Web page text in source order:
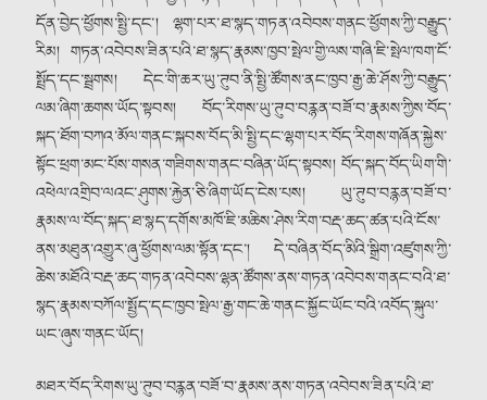
དོན་བྱེད་ཕྱོགས་སྤྱི་དང་། ལྷག་པར་ཐ་སྙད་གཏན་འབེབས་གནང་ཕྱོགས་ཀྱི་བརྒྱུད་
རིམ། གཏན་འབེབས་ཟིན་པའི་ཐ་སྙད་རྣམས་ཁྱབ་སྤེལ་གྱི་ལས་གཞི་ཇི་སྤེལ་ཁག་ངོ་
སྤྲོད་དང་སྦྲགས། དེང་གི་ཆར་ཡུ་ཊུབ་ནི་སྤྱི་ཚོགས་ནང་ཁྱབ་རྒྱ་ཆེ་ཤོས་ཀྱི་བརྒྱུད་
ལམ་ཞིག་ཆགས་ཡོད་སྟབས། བོད་རིགས་ཡུ་ཊུབ་བརྙན་བཟོ་བ་རྣམས་ཀྱིས་བོད་
སྐད་ཐོག་བཀའ་མོལ་གནང་སྐབས་བོད་མི་སྤྱི་དང་ལྷག་པར་བོད་རིགས་གཞོན་སྐྱེས་
སྟོང་ཕྲག་མང་པོས་གསན་གཟིགས་གནང་བཞིན་ཡོད་སྟབས། བོད་སྐད་བོད་ཡིག་གི་
འཕེལ་འགྲིབ་ལའང་ཤུགས་རྐྱེན་ཅི་ཞིག་ཡོད་ངེས་པས། ཡུ་ཊུབ་བརྙན་བཟོ་བ་
རྣམས་ལ་བོད་སྐད་ཐ་སྙད་དགོས་མཁོ་ཇི་མཆིས་ཤེས་རིག་བརྡ་ཆད་ཚན་པའི་ངོས་
ནས་མཐུན་འགྱུར་ཞུ་ཕྱོགས་ལམ་སྟོན་དང་། དེ་བཞིན་བོད་མིའི་སྒྲིག་འཛུགས་ཀྱི་
ཆེས་མཐོའི་བརྡ་ཆད་གཏན་འབེབས་ལྷན་ཚོགས་ནས་གཏན་འབེབས་གནང་བའི་ཐ་
སྙད་རྣམས་བཀོལ་སྤྱོད་དང་ཁྱབ་སྤེལ་རྒྱ་གང་ཆེ་གནང་སྐྱོང་ཡོང་བའི་འབོད་སྐུལ་
ཡང་ཞུས་གནང་ཡོད།
མཐར་བོད་རིགས་ཡུ་ཊུབ་བརྙན་བཟོ་བ་རྣམས་ནས་གཏན་འབེབས་ཟིན་པའི་ཐ་